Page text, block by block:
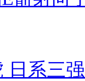
日系三